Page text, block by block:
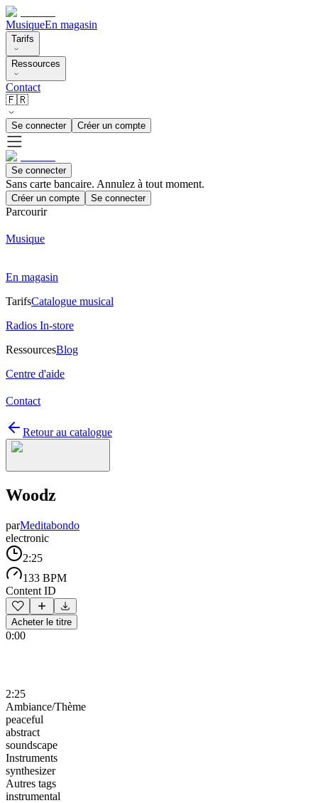
MusiqueEn magasin
Tarifs
Ressources
Contact
🇫🇷
Se connecter Créer un compte
Se connecter
Sans carte bancaire. Annulez à tout moment.
Créer un compte Se connecter
Parcourir
Musique
En magasin
TarifsCatalogue musical
Radios In-store
RessourcesBlog
Centre d'aide
Contact
Retour au catalogue
Woodz
parMeditabondo
electronic
2:25
133 BPM
Content ID
Acheter le titre
0:00
2:25
Ambiance/Thème
peaceful
abstract
soundscape
Instruments
synthesizer
Autres tags
instrumental